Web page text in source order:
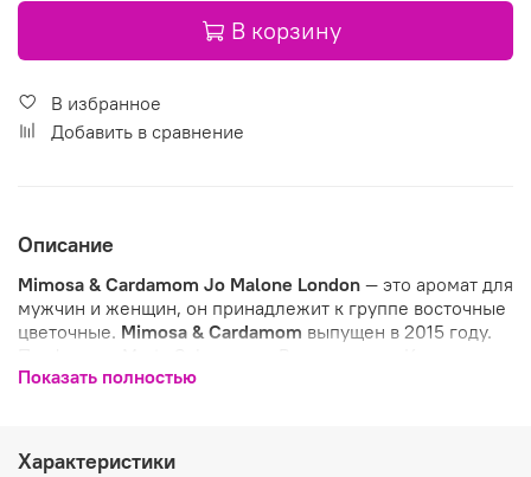
В корзину
В избранное
Добавить в сравнение
Описание
Mimosa & Cardamom Jo Malone London — это аромат для
мужчин и женщин, он принадлежит к группе восточные
цветочные. Mimosa & Cardamom выпущен в 2015 году.
средняя нота: Мимоза; базовая нота: Бобы тонка.
Показать полностью
Характеристики